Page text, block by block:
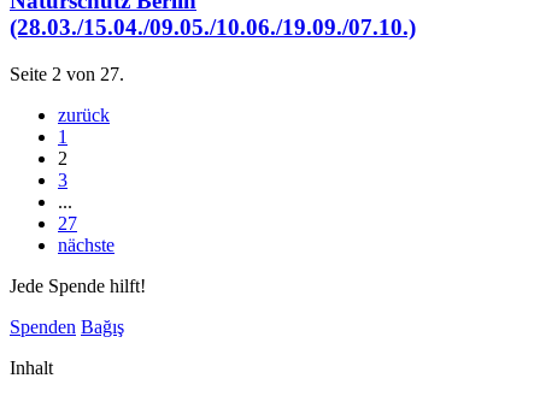
(28.03./15.04./09.05./10.06./19.09./07.10.)
Seite 2 von 27.
zurück
1
2
3
...
27
nächste
Jede Spende hilft!
Spenden Bağış
Inhalt